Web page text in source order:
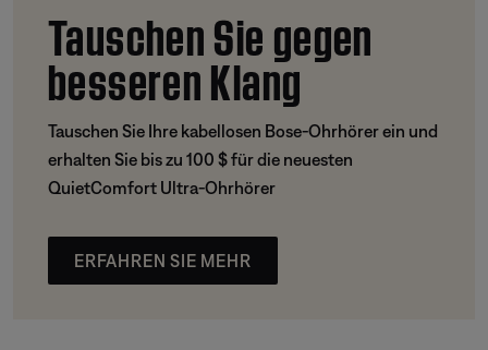
Tauschen Sie gegen
besseren Klang
Tauschen Sie Ihre kabellosen Bose-Ohrhörer ein und
erhalten Sie bis zu 100 $ für die neuesten
QuietComfort Ultra-Ohrhörer
ERFAHREN SIE MEHR